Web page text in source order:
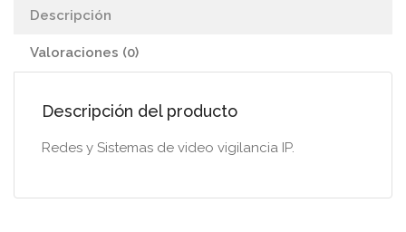
Descripción
Valoraciones (0)
Descripción del producto
Redes y Sistemas de video vigilancia IP.